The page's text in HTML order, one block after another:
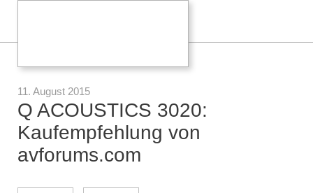
11. August 2015
Q ACOUSTICS 3020:
Kaufempfehlung von
avforums.com